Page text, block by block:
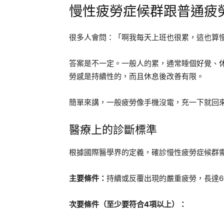
慢性疲勞症候群跟普通疲
很多人會問：「啊我每天上班也很累，這也算
答案是不一定。一般人的累，通常睡個好覺
勞感是持續性的，而且休息後改善有限。
簡單來講，一般疲勞像手機沒電，充一下就
醫療上的診斷標準
根據國際醫學界的定義，確診慢性疲勞症候群
主要條件： 持續或反覆出現的嚴重疲勞，長達
次要條件（至少要符合4項以上）：